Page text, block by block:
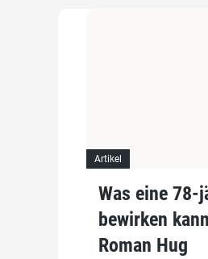
Artikel
Was eine 78-
bewirken
Roman Hug